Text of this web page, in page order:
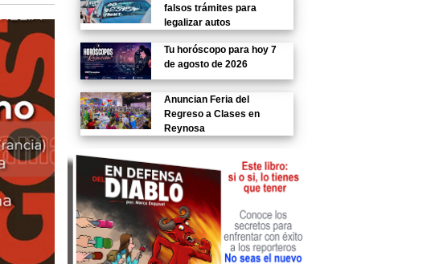
falsos trámites para
legalizar autos
Tu horóscopo para hoy 7
de agosto de 2026
Anuncian Feria del
Regreso a Clases en
Reynosa